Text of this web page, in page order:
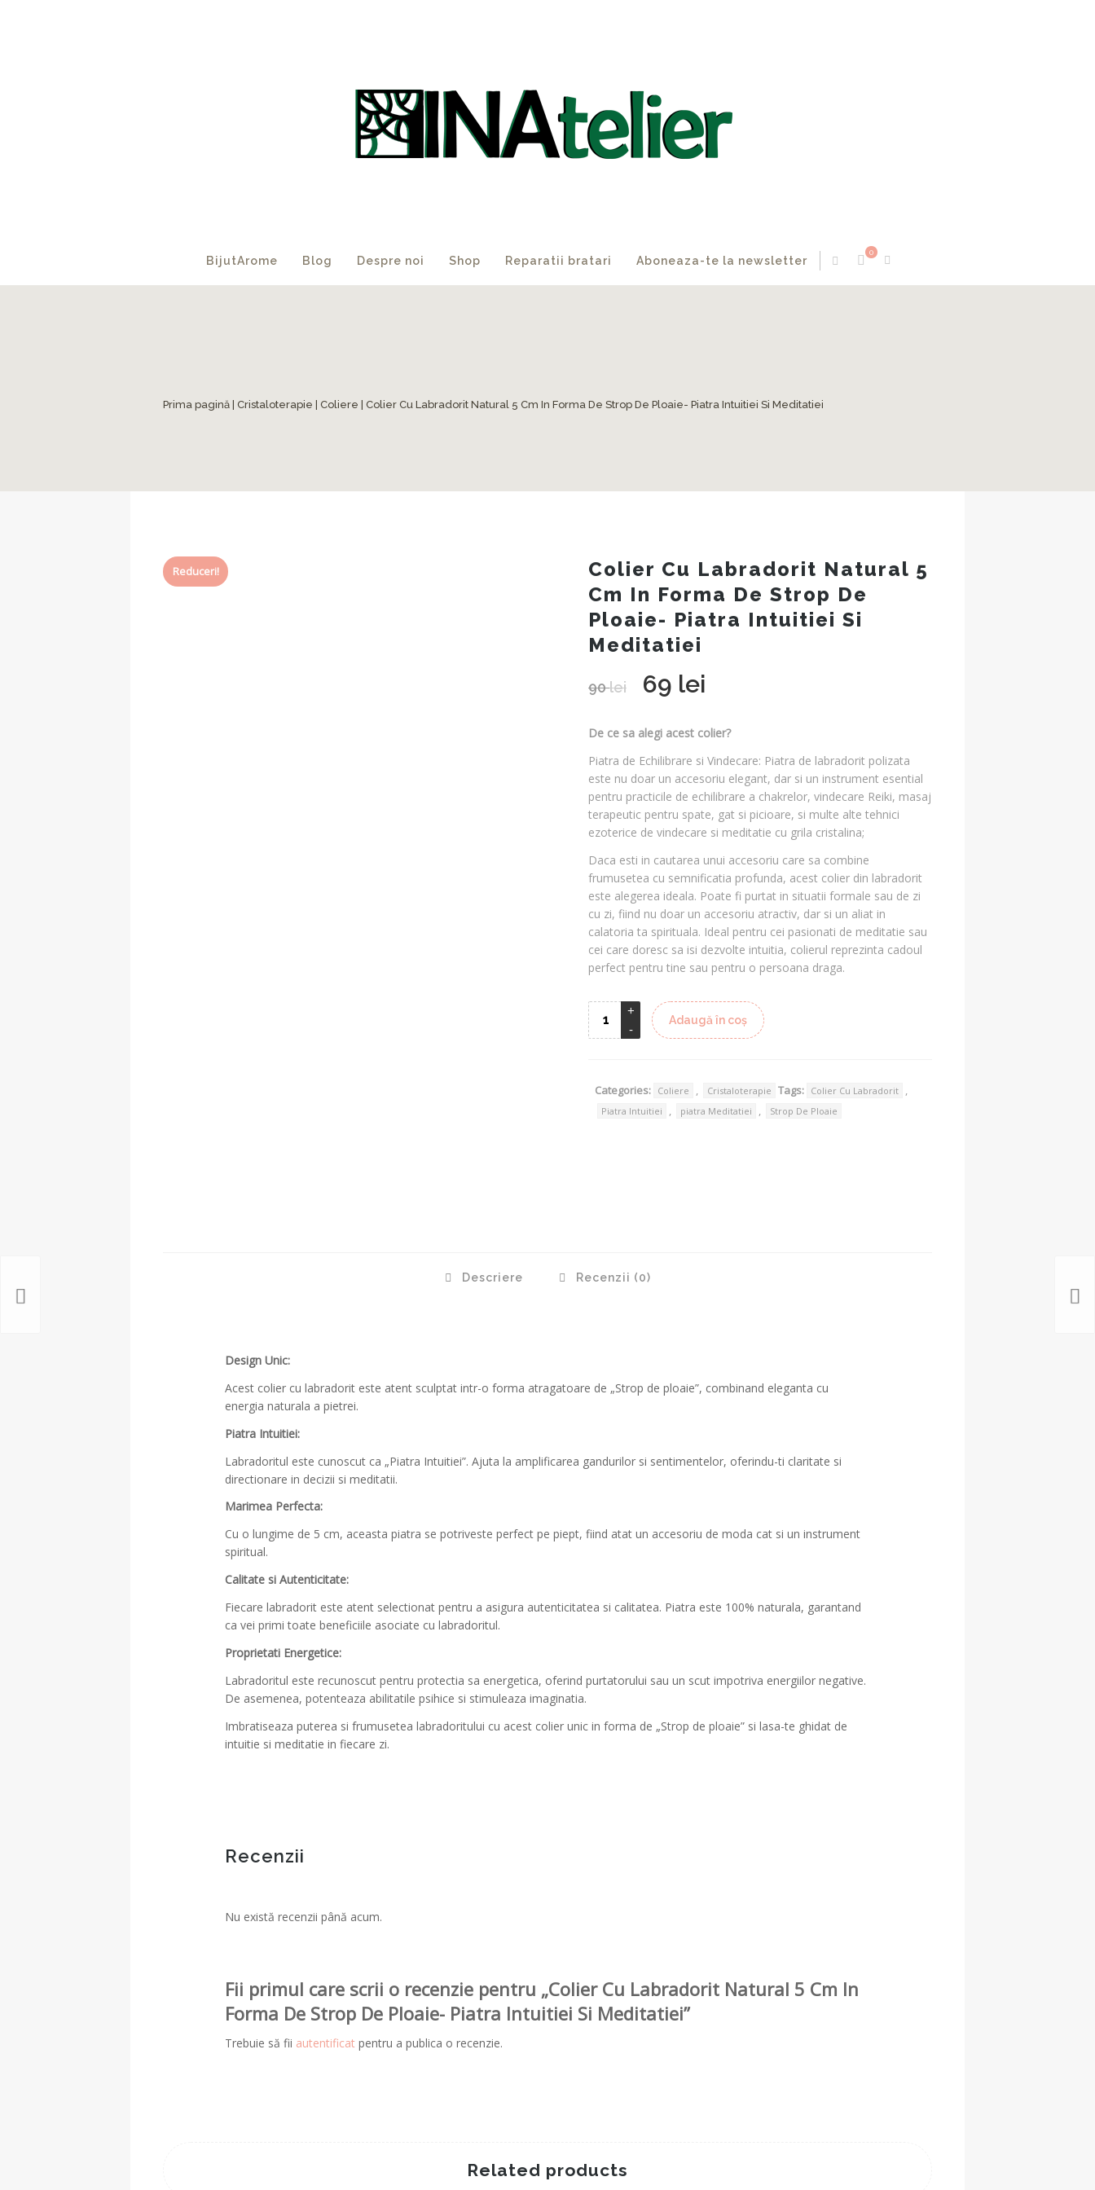
0
BijutArome Blog Despre noi Shop Reparatii bratari Aboneaza-te la newsletter
Prima pagină Cristaloterapie Coliere | Colier Cu Labradorit Natural 5 Cm In Forma De Strop De Ploaie- Piatra Intuitiei Si Meditatiei
Reduceri!
Colier Cu Labradorit Natural 5
Cm In Forma De Strop De
Ploaie- Piatra Intuitiei Si
Meditatiei
90lei
Prețul
a
90 lei.
69 lei
este:
De ce sa alegi acest colier?
Piatra de Echilibrare si Vindecare: Piatra de labradorit polizata
este nu doar un accesoriu elegant, dar si un instrument esential
pentru practicile de echilibrare a chakrelor, vindecare Reiki, masaj
terapeutic pentru spate, gat si picioare, si multe alte tehnici
ezoterice de vindecare si meditatie cu grila cristalina;
Daca esti in cautarea unui accesoriu care sa combine
frumusetea cu semnificatia profunda, acest colier din labradorit
este alegerea ideala. Poate fi purtat in situatii formale sau de zi
cu zi, fiind nu doar un accesoriu atractiv, dar si un aliat in
calatoria ta spirituala. Ideal pentru cei pasionati de meditatie sau
cei care doresc sa isi dezvolte intuitia, colierul reprezinta cadoul
perfect pentru tine sau pentru o persoana draga.
Adaugă în coș
Categories: Coliere , Cristaloterapie Tags: Colier Cu Labradorit ,
Piatra Intuitiei , piatra Meditatiei , Strop De Ploaie
Descriere Recenzii (0)
Design Unic:
Acest colier cu labradorit este atent sculptat intr-o forma atragatoare de „Strop de ploaie”, combinand eleganta cu
energia naturala a pietrei.
Piatra Intuitiei:
Labradoritul este cunoscut ca „Piatra Intuitiei”. Ajuta la amplificarea gandurilor si sentimentelor, oferindu-ti claritate si
directionare in decizii si meditatii.
Marimea Perfecta:
Cu o lungime de 5 cm, aceasta piatra se potriveste perfect pe piept, fiind atat un accesoriu de moda cat si un instrument
spiritual.
Calitate si Autenticitate:
Fiecare labradorit este atent selectionat pentru a asigura autenticitatea si calitatea. Piatra este 100% naturala, garantand
ca vei primi toate beneficiile asociate cu labradoritul.
Proprietati Energetice:
Labradoritul este recunoscut pentru protectia sa energetica, oferind purtatorului sau un scut impotriva energiilor negative.
De asemenea, potenteaza abilitatile psihice si stimuleaza imaginatia.
Imbratiseaza puterea si frumusetea labradoritului cu acest colier unic in forma de „Strop de ploaie” si lasa-te ghidat de
intuitie si meditatie in fiecare zi.
Recenzii
Nu există recenzii până acum.
Fii primul care scrii o recenzie pentru „Colier Cu Labradorit Natural 5 Cm In
Forma De Strop De Ploaie- Piatra Intuitiei Si Meditatiei”
Trebuie să fii autentificat pentru a publica o recenzie.
Related products